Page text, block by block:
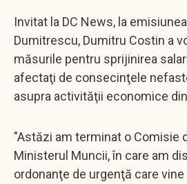
Invitat la DC News, la
Dumitrescu, Dumitru Costin a
măsurile pentru sprijinirea
afectaţi de consecinţele
asupra activităţii economice
"Astăzi am terminat o Comisie
Ministerul Muncii, în care am
ordonanţe de urgenţă care